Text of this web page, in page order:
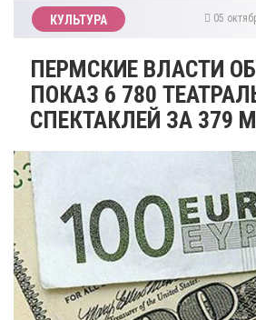
КУЛЬТУРА 05
ПЕРМСКИЕ ВЛАСТИ
ПОКАЗ 6 780
СПЕКТАКЛЕЙ ЗА 379